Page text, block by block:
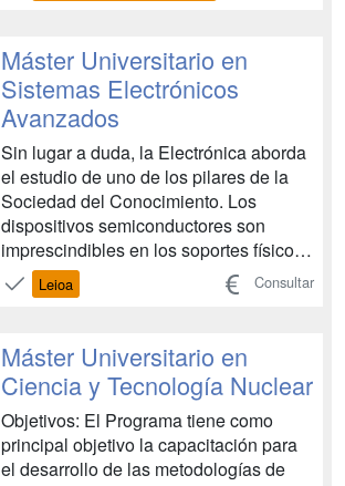
inexistencia de estudios reglados que
permitan la formación adecuada de di...
Máster Universitario en
Sistemas Electrónicos
Avanzados
Sin lugar a duda, la Electrónica aborda
el estudio de uno de los pilares de la
Sociedad del Conocimiento. Los
dispositivos semiconductores son
imprescindibles en los soportes físicos
que transmiten las señales eléctricas u
ópticas -la información-. Por tanto, la
electrónicos, así como la investigación
en este ...
Leioa Consultar
Máster Universitario en
Ciencia y Tecnología Nuclear
Objetivos: El Programa tiene como
principal objetivo la capacitación para
el desarrollo de las metodologías de